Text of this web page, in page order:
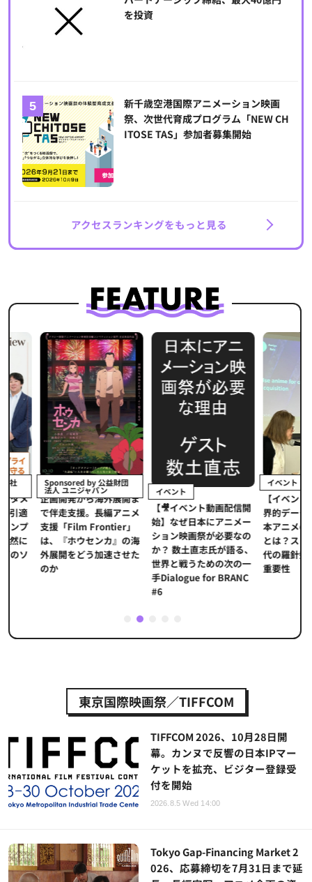
を投資
新千歳空港国際アニメーション映画
祭、次世代育成プログラム「NEW CH
ITOSE TAS」参加者募集開始
アクセスランキングをもっと見る
Sponsored by 公益財団
法人 ユニジャパン
企画開発から海外展開ま
で伴走支援。長編アニメ
支援「Film Frontier」
は、『ホウセンカ』の海
外展開をどう加速させた
イベント
【🎥イベント動画配信開
始】なぜ日本にアニメー
ション映画祭が必要なの
か？ 数土直志氏が語る、
世界と戦うための次の一
手Dialogue for BRANC
イベント
【イベントレポ
界的データ企業
本アニメの「真
とは？ストリー
代の羅針盤「デ
重要性
2
東京国際映画祭／TIFFCOM
TIFFCOM 2026、10月28日開
幕。カンヌで反響の日本IPマー
ケットを拡充、ビジター登録受
付を開始
2026.8.5 Wed 14:00
Tokyo Gap-Financing Market 2
026、応募締切を7月31日まで延